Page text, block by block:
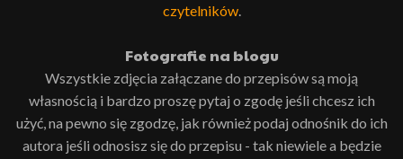
czytelników.
Fotografie na blogu
Wszystkie zdjęcia załączane do przepisów są moją
własnością i bardzo proszę pytaj o zgodę jeśli chcesz ich
użyć, na pewno się zgodzę, jak również podaj odnośnik do ich
autora jeśli odnosisz się do przepisu - tak niewiele a będzie